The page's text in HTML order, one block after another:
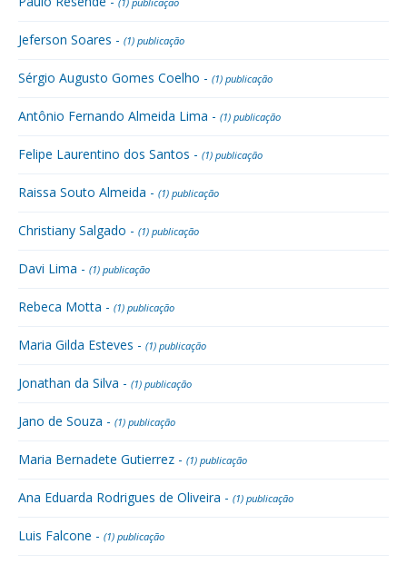
Jeferson Soares - (1) publicação
Sérgio Augusto Gomes Coelho - (1) publicação
Antônio Fernando Almeida Lima - (1) publicação
Felipe Laurentino dos Santos - (1) publicação
Raissa Souto Almeida - (1) publicação
Christiany Salgado - (1) publicação
Davi Lima - (1) publicação
Rebeca Motta - (1) publicação
Maria Gilda Esteves - (1) publicação
Jonathan da Silva - (1) publicação
Jano de Souza - (1) publicação
Maria Bernadete Gutierrez - (1) publicação
Ana Eduarda Rodrigues de Oliveira - (1) publicação
Luis Falcone - (1) publicação